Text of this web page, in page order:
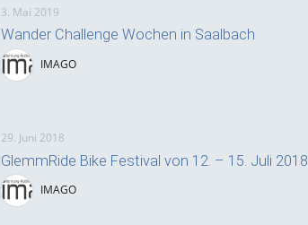
3. Mai 2019
Wander Challenge Wochen in Saalbach
IMAGO
29. Juni 2018
GlemmRide Bike Festival von 12. – 15. Juli 2018
IMAGO